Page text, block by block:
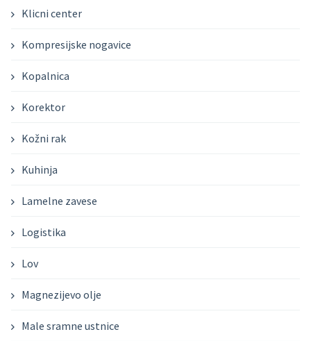
Klicni center
Kompresijske nogavice
Kopalnica
Korektor
Kožni rak
Kuhinja
Lamelne zavese
Logistika
Lov
Magnezijevo olje
Male sramne ustnice